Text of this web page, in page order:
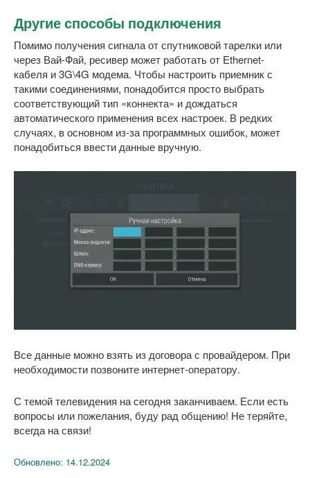
Другие способы подключения
Помимо получения сигнала от спутниковой тарелки или
через Вай-Фай, ресивер может работать от Ethernet-
кабеля и 3G\4G модема. Чтобы настроить приемник с
такими соединениями, понадобится просто выбрать
соответствующий тип «коннекта» и дождаться
автоматического применения всех настроек. В редких
случаях, в основном из-за программных ошибок, может
понадобиться ввести данные вручную.
Все данные можно взять из договора с провайдером. При
необходимости позвоните интернет-оператору.
С темой телевидения на сегодня заканчиваем. Если есть
вопросы или пожелания, буду рад общению! Не теряйте,
всегда на связи!
Обновлено: 14.12.2024